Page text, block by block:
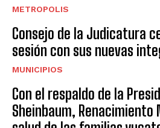
METROPOLIS
Consejo de la Judicatura
sesión con sus nuevas
MUNICIPIOS
Con el respaldo de la
Sheinbaum,